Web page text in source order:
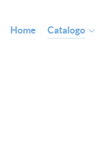
Home Catalogo